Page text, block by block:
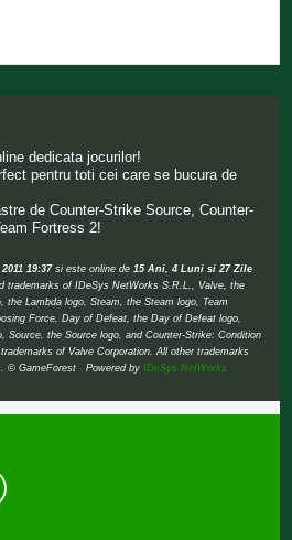
dedicata jocurilor!
pentru toti cei care se bucura de
de Counter-Strike Source, Counter-
Fortress 2!
19:37si este online de 15 Ani, 4 Luni si 27 Zile
trademarks of IDeSys NetWorks S.R.L., Valve, the
the Lambda logo, Steam, the Steam logo, Team
Force, Day of Defeat, the Day of Defeat logo,
Source, the Source logo, and Counter-Strike: Condition
of Valve Corporation. All other trademarks
© GameForest Powered byIDeSys NetWorks